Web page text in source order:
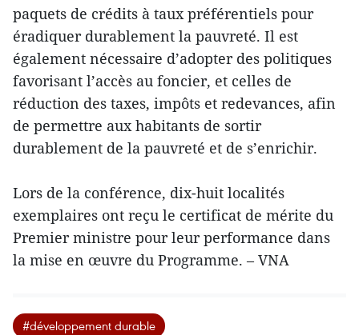
paquets de crédits à taux préférentiels pour
éradiquer durablement la pauvreté. Il est
également nécessaire d’adopter des politiques
favorisant l’accès au foncier, et celles de
réduction des taxes, impôts et redevances, afin
de permettre aux habitants de sortir
durablement de la pauvreté et de s’enrichir.
Lors de la conférence, dix-huit localités
exemplaires ont reçu le certificat de mérite du
Premier ministre pour leur performance dans
la mise en œuvre du Programme. – VNA
#développement durable